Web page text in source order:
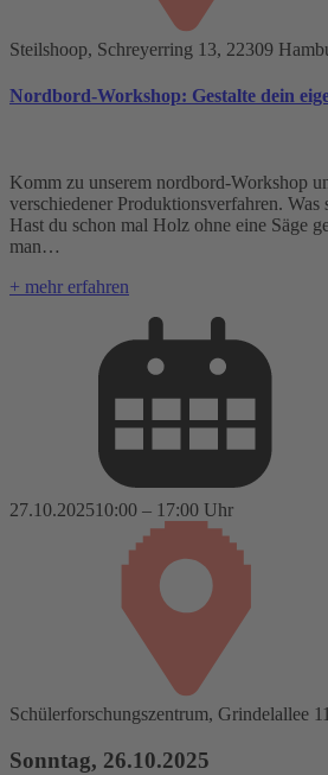
Steilshoop, Schreyerring 13, 22309
Nordbord-Workshop: Gestalte dein
Komm zu unserem nordbord-Workshop
verschiedener Produktionsverfahren. Was
Hast du schon mal Holz ohne eine Säge
man…
+ mehr erfahren
27.10.202510:00 – 17:00 Uhr
Schülerforschungszentrum, Grindelallee
Sonntag, 26.10.2025